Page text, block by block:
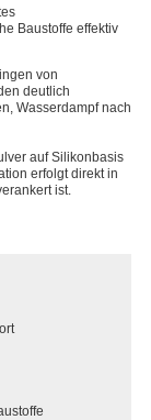
Baustoffe effektiv
von
deutlich
Wasserdampf nach
auf Silikonbasis
erfolgt direkt in
ist.